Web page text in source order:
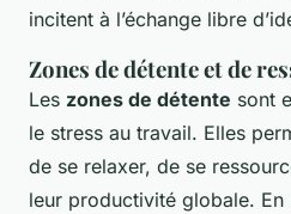
incitent à l’échange libre
Zones de détente et de
Les zones de détente sont
le stress au travail. Elles
de se relaxer, de se
leur productivité globale. En